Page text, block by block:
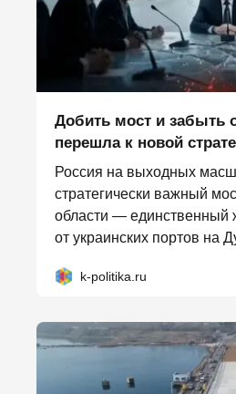
Добить мост и забыть
перешла к новой
Россия на выходных
стратегически важный
области — единственный
от украинских портов на
k-politika.ru